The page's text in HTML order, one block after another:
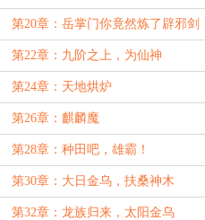
的未来
第20章：岳掌门你竟然炼了辟邪剑
法！
第22章：九阶之上，为仙神
第24章：天地烘炉
第26章：麒麟魔
第28章：种田吧，雄霸！
第30章：大日金乌，扶桑神木
第32章：龙族归来，太阳金乌